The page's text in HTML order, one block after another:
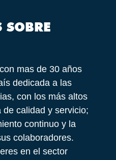
SOBRE
mas de 30 años
dedicada a las
con los más altos
calidad y servicio;
continuo y la
colaboradores.
en el sector